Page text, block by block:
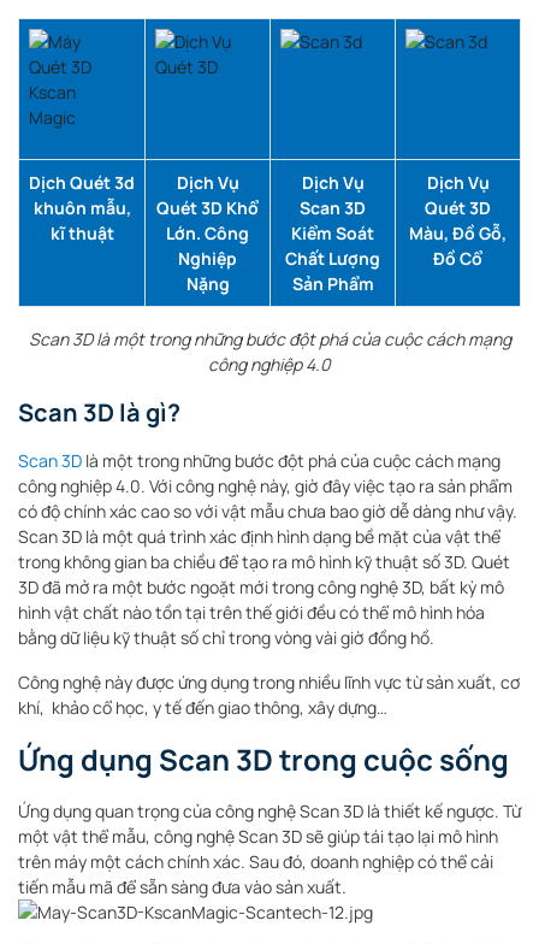
Dịch Quét 3d
khuôn mẫu,
kĩ thuật
Dịch Vụ
Quét 3D Khổ
Lớn. Công
Nghiệp
Nặng
Dịch Vụ
Scan 3D
Kiểm Soát
Chất Lượng
Sản Phẩm
Dịch Vụ
Quét 3D
Màu, Đồ Gỗ,
Đồ Cổ
Scan 3D là một trong những bước đột phá của cuộc cách mạng
công nghiệp 4.0
Scan 3D là gì?
Scan 3D là một trong những bước đột phá của cuộc cách mạng
công nghiệp 4.0. Với công nghệ này, giờ đây việc tạo ra sản phẩm
có độ chính xác cao so với vật mẫu chưa bao giờ dễ dàng như vậy.
Scan 3D là một quá trình xác định hình dạng bề mặt của vật thể
trong không gian ba chiều để tạo ra mô hình kỹ thuật số 3D. Quét
3D đã mở ra một bước ngoặt mới trong công nghệ 3D, bất kỳ mô
hình vật chất nào tồn tại trên thế giới đều có thể mô hình hóa
bằng dữ liệu kỹ thuật số chỉ trong vòng vài giờ đồng hồ.
Công nghệ này được ứng dụng trong nhiều lĩnh vực từ sản xuất, cơ
khí, khảo cổ học, y tế đến giao thông, xây dựng…
Ứng dụng Scan 3D trong cuộc sống
Ứng dụng quan trọng của công nghệ Scan 3D là thiết kế ngược. Từ
một vật thể mẫu, công nghệ Scan 3D sẽ giúp tái tạo lại mô hình
trên máy một cách chính xác. Sau đó, doanh nghiệp có thể cải
tiến mẫu mã để sẵn sàng đưa vào sản xuất.